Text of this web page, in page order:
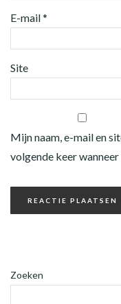
E-mail*
Site
Mijn naam, e-mail en
volgende keer
Zoeken